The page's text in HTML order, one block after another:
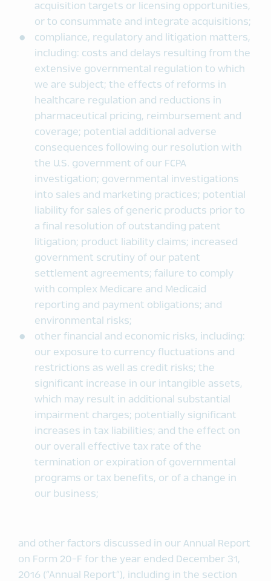
acquisition targets or licensing opportunities,
or to consummate and integrate acquisitions;
compliance, regulatory and litigation matters,
including: costs and delays resulting from the
extensive governmental regulation to which
we are subject; the effects of reforms in
healthcare regulation and reductions in
pharmaceutical pricing, reimbursement and
coverage; potential additional adverse
consequences following our resolution with
the U.S. government of our FCPA
investigation; governmental investigations
into sales and marketing practices; potential
liability for sales of generic products prior to
a final resolution of outstanding patent
litigation; product liability claims; increased
government scrutiny of our patent
settlement agreements; failure to comply
with complex Medicare and Medicaid
reporting and payment obligations; and
environmental risks;
other financial and economic risks, including:
our exposure to currency fluctuations and
restrictions as well as credit risks; the
significant increase in our intangible assets,
which may result in additional substantial
impairment charges; potentially significant
increases in tax liabilities; and the effect on
our overall effective tax rate of the
termination or expiration of governmental
programs or tax benefits, or of a change in
our business;
and other factors discussed in our Annual Report
on Form 20-F for the year ended December 31,
2016 (“Annual Report”), including in the section